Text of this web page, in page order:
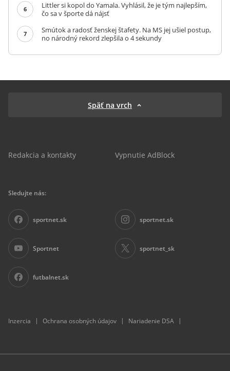
6
Littler si kopol do Yamala. Vyhlásil, že je tým najlepším,
čo sa v športe dá nájsť
7
Smútok a radosť ženskej štafety. Na MS jej ušiel postup,
no národný rekord zlepšila o 4 sekundy
Späť na vrch
Redakcia a kontakty Vypnutie AdBlock
Sledujte nás:
sportnet.sk sportnet.sk
Sportnet sportnet_sk
futbalnet.sk
Inzercia | Ochrana osobných údajov | Nariadenie DSA |